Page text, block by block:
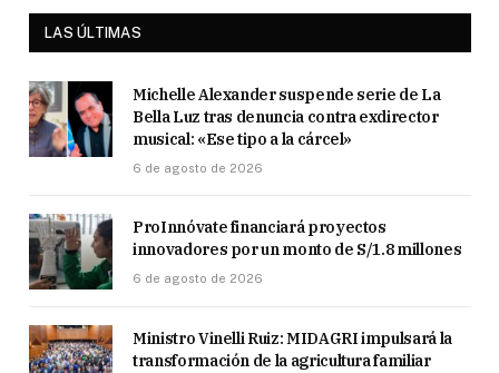
LAS ÚLTIMAS
Michelle Alexander suspende serie de La
Bella Luz tras denuncia contra exdirector
musical: «Ese tipo a la cárcel»
6 de agosto de 2026
ProInnóvate financiará proyectos
innovadores por un monto de S/1.8 millones
6 de agosto de 2026
Ministro Vinelli Ruiz: MIDAGRI impulsará la
transformación de la agricultura familiar